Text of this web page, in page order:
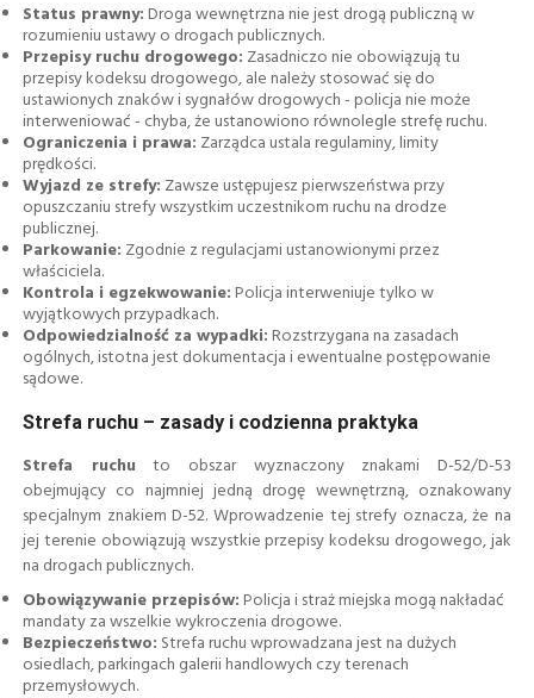
Status prawny:Droga wewnętrzna nie jest drogą publiczną w
rozumieniu ustawy o drogach publicznych.
Przepisy ruchu drogowego: Zasadniczo nie obowiązują tu
przepisy kodeksu drogowego, ale należy stosować się do
ustawionych znaków i sygnałów drogowych - policja nie może
interweniować - chyba, że ustanowiono równolegle strefę ruchu.
Ograniczenia i prawa: Zarządca ustala regulaminy, limity
prędkości.
Wyjazd ze strefy: Zawsze ustępujesz pierwszeństwa przy
opuszczaniu strefy wszystkim uczestnikom ruchu na drodze
publicznej.
Parkowanie: Zgodnie z regulacjami ustanowionymi przez
właściciela.
Kontrola i egzekwowanie:Policja interweniuje tylko w
wyjątkowych przypadkach.
Odpowiedzialność za wypadki:Rozstrzygana na zasadach
ogólnych, istotna jest dokumentacja i ewentualne postępowanie
sądowe.
Strefa ruchu – zasady i codzienna praktyka
Strefa ruchu to obszar wyznaczony znakami D-52/D-53
obejmujący co najmniej jedną drogę wewnętrzną, oznakowany
specjalnym znakiem D-52. Wprowadzenie tej strefy oznacza, że na
jej terenie obowiązują wszystkie przepisy kodeksu drogowego, jak
na drogach publicznych.
Obowiązywanie przepisów:Policja i straż miejska mogą nakładać
mandaty za wszelkie wykroczenia drogowe.
Bezpieczeństwo: Strefa ruchu wprowadzana jest na dużych
osiedlach, parkingach galerii handlowych czy terenach
przemysłowych.